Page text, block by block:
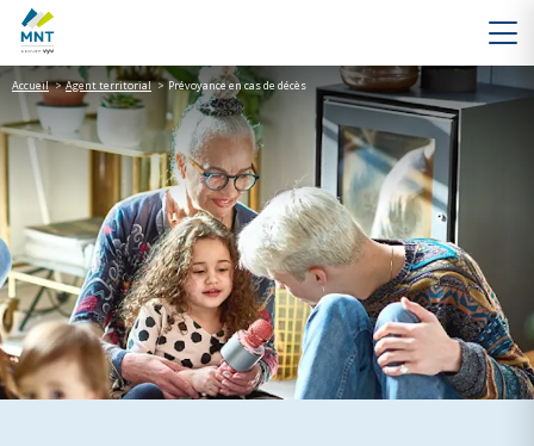
Accueil > Agent territorial > Prévoyance en cas de décès